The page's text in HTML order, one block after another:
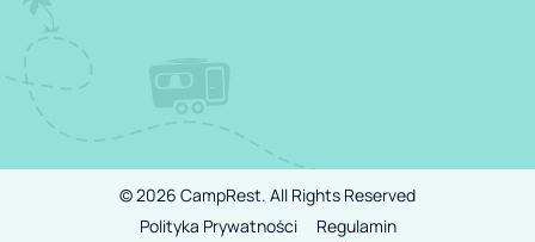
©2026 CampRest. All Rights Reserved
Polityka Prywatności
Regulamin